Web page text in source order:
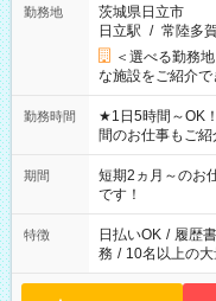
勤務地
茨城県日立市
日立駅 / 常陸多
＜選べる勤務
な施設をご紹介で
勤務時間
★1日5時間～OK
間のお仕事もご
家庭の都合でお
※週最低15時間以
期間
短期2ヵ月～のお
です！
特徴 日払いOK / 履歴
務 / 10名以上の